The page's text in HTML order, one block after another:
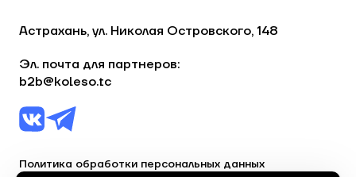
Астрахань, ул. Николая Островского, 148
Эл. почта для партнеров:
b2b@koleso.tc
Политика обработки персональных данных